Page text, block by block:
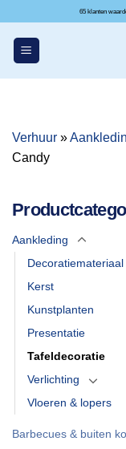
inhoud
65
Verhuur »
Candy
Aankleding
Decoratiemateriaal
Kerst
Kunstplanten
Presentatie
Tafeldecoratie
Verlichting
Vloeren & lopers
Barbecues & buiten